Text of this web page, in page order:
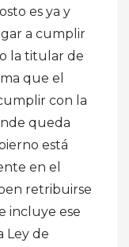
es ya y
a cumplir
la titular de
que el
con la
queda
está
en el
retribuirse
incluye ese
Ley de